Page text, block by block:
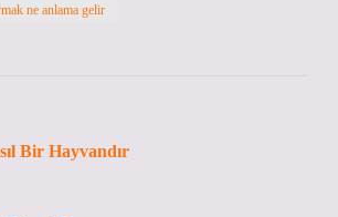
ne anlama gelir
Bir Hayvandır